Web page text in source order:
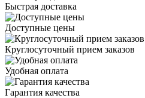
Быстрая доставка
Доступные цены
Круглосуточный прием заказов
Удобная оплата
Гарантия качества